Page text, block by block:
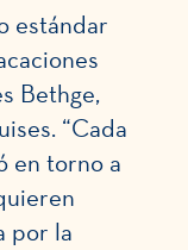
estándar
Bethge,
“Cada
en torno a
por la